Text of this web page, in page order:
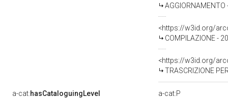
<https://w3id.org/
COMPILAZIONE -
<https://w3id.org/
TRASCRIZIONE
a-cat:hasCataloguingLevel
a-cat:P